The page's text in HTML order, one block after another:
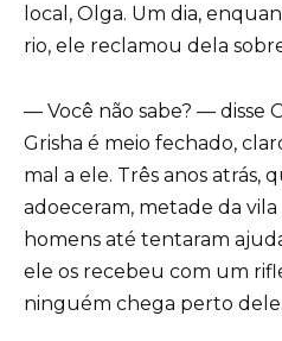
local, Olga. Um dia,
rio, ele reclamou dela
— Você não sabe? — disse
Grisha é meio fechado,
mal a ele. Três anos atrás,
adoeceram, metade da
homens até tentaram
ele os recebeu com um
ninguém chega perto dele.